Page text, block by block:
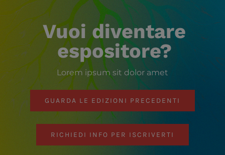
Vuoi diventare
espositore?
Lorem ipsum sit dolor amet
GUARDA LE EDIZIONI PRECEDENTI
RICHIEDI INFO PER ISCRIVERTI